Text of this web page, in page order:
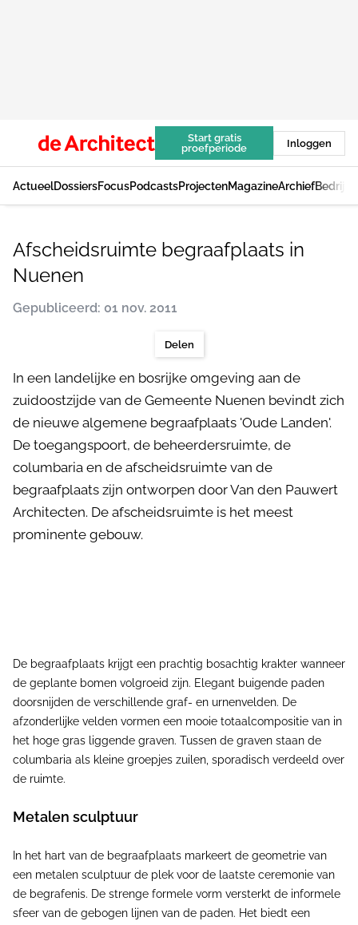
Start gratis
proefperiode
Inloggen
ActueelDossiersFocusPodcastsProjectenMagazineArchief
Afscheidsruimte begraafplaats in
Nuenen
Gepubliceerd: 01 nov. 2011
Delen
In een landelijke en bosrijke omgeving aan de
zuidoostzijde van de Gemeente Nuenen bevindt zich
de nieuwe algemene begraafplaats 'Oude Landen'.
De toegangspoort, de beheerdersruimte, de
columbaria en de afscheidsruimte van de
begraafplaats zijn ontworpen door Van den Pauwert
Architecten. De afscheidsruimte is het meest
prominente gebouw.
De begraafplaats krijgt een prachtig bosachtig krakter wanneer
de geplante bomen volgroeid zijn. Elegant buigende paden
doorsnijden de verschillende graf- en urnenvelden. De
afzonderlijke velden vormen een mooie totaalcompositie van in
het hoge gras liggende graven. Tussen de graven staan de
columbaria als kleine groepjes zuilen, sporadisch verdeeld over
de ruimte.
Metalen sculptuur
In het hart van de begraafplaats markeert de geometrie van
een metalen sculptuur de plek voor de laatste ceremonie van
de begrafenis. De strenge formele vorm versterkt de informele
sfeer van de gebogen lijnen van de paden. Het biedt een